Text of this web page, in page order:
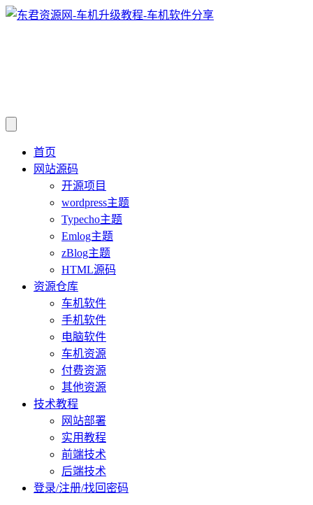
首页
网站源码
开源项目
wordpress主题
Typecho主题
Emlog主题
zBlog主题
HTML源码
资源仓库
车机软件
手机软件
电脑软件
车机资源
付费资源
其他资源
技术教程
网站部署
实用教程
前端技术
后端技术
登录/注册/找回密码